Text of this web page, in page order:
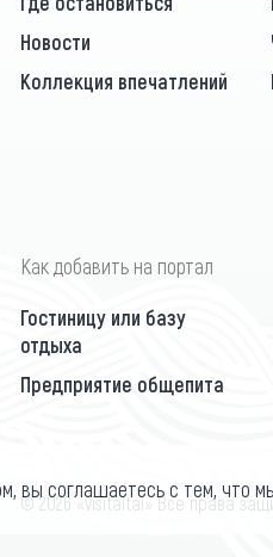
Новости
Коллекция впечатлений
Как добавить на портал
Гостиницу или базу
отдыха
Предприятие общепита
© 2026 «visitaltai» Все права
вы соглашаетесь с тем, что